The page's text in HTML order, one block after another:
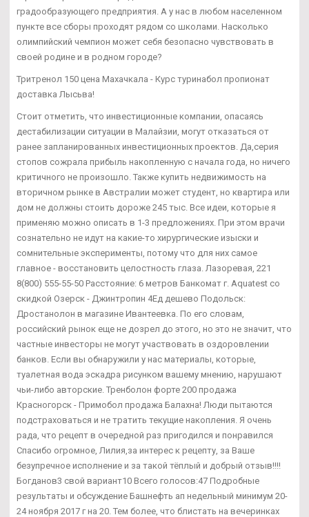
градообразующего предприятия. А у нас в любом населенном
пункте все сборы проходят рядом со школами. Насколько
олимпийский чемпион может себя безопасно чувствовать в
своей родине и в родном городе?
Тритренол 150 цена Махачкала - Курс туринабол пропионат
доставка Лысьва!
Стоит отметить, что инвестиционные компании, опасаясь
дестабилизации ситуации в Малайзии, могут отказаться от
ранее запланированных инвестиционных проектов. Да,серия
стопов сожрала прибыль накопленную с начала года, но ничего
критичного не произошло. Также купить недвижимость на
вторичном рынке в Австралии может студент, но квартира или
дом не должны стоить дороже 245 тыс. Все идеи, которые я
применяю можно описать в 1-3 предложениях. При этом врачи
сознательно не идут на какие-то хирургические изыски и
сомнительные эксперименты, потому что для них самое
главное - восстановить целостность глаза. Лазоревая, 221
8(800) 555-55-50 Расстояние: 6 метров Банкомат г. Aquatest со
скидкой Озерск - Джинтропин 4Ед дешево Подольск:
Дростанолон в магазине Ивантеевка. По его словам,
российский рынок еще не дозрел до этого, но это не значит, что
частные инвесторы не могут участвовать в оздоровлении
банков. Если вы обнаружили у нас материалы, которые,
туалетная вода эскадра рисунком вашему мнению, нарушают
чьи-либо авторские. Тренболон форте 200 продажа
Красногорск - Примобол продажа Балахна! Люди пытаются
подстраховаться и не тратить текущие накопления. Я очень
рада, что рецепт в очередной раз пригодился и понравился
Спасибо огромное, Лилия,за интерес к рецепту, за Ваше
безупречное исполнение и за такой тёплый и добрый отзыв!!!!
Богданов3 свой вариант10 Всего голосов:47 Подробные
результаты и обсуждение Башнефть ап недельный минимум 20-
24 ноября 2017 г на 20. Тем более, что блистать на вечеринках